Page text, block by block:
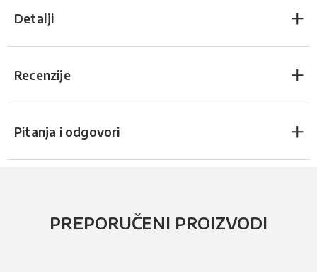
Detalji
Recenzije
Pitanja i odgovori
PREPORUČENI PROIZVODI